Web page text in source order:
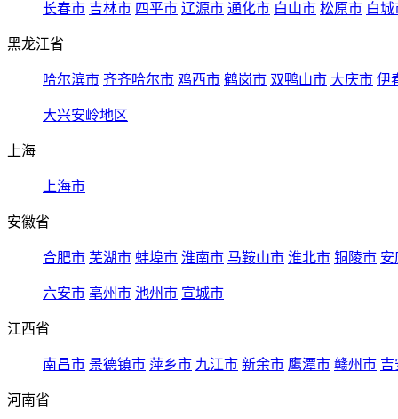
长春市 吉林市 四平市 辽源市 通化市 白山市 松原市 白城
黑龙江省
哈尔滨市 齐齐哈尔市 鸡西市 鹤岗市 双鸭山市 大庆市 伊
大兴安岭地区
上海
上海市
安徽省
合肥市 芜湖市 蚌埠市 淮南市 马鞍山市 淮北市 铜陵市 安
六安市 亳州市 池州市 宣城市
江西省
南昌市 景德镇市 萍乡市 九江市 新余市 鹰潭市 赣州市 吉
河南省